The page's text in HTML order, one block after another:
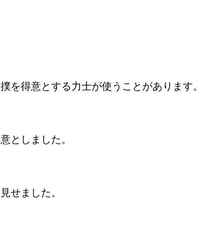
を得意とする力士が使うことがあります。
としました。
せました。